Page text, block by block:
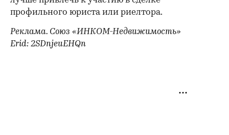
профильного юриста или риелтора.
Реклама. Союз «ИНКОМ-Недвижимость»
Erid: 2SDnjeuEHQn